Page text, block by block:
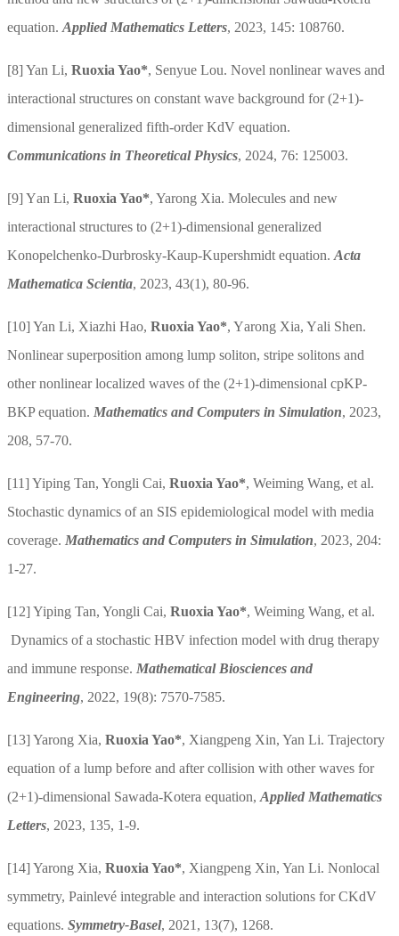
equation. Applied Mathematics Letters, 2023, 145: 108760.
[8] Yan Li, Ruoxia Yao*, Senyue Lou. Novel nonlinear waves and
interactional structures on constant wave background for (2+1)-
dimensional generalized fifth-order KdV equation.
Communications in Theoretical Physics, 2024, 76: 125003.
[9] Yan Li, Ruoxia Yao*, Yarong Xia. Molecules and new
interactional structures to (2+1)-dimensional generalized
Konopelchenko-Durbrosky-Kaup-Kupershmidt equation. Acta
Mathematica Scientia, 2023, 43(1), 80-96.
[10] Yan Li, Xiazhi Hao, Ruoxia Yao*, Yarong Xia, Yali Shen.
Nonlinear superposition among lump soliton, stripe solitons and
other nonlinear localized waves of the (2+1)-dimensional cpKP-
BKP equation. Mathematics and Computers in Simulation, 2023,
208, 57-70.
[11] Yiping Tan, Yongli Cai, Ruoxia Yao*, Weiming Wang, et al.
Stochastic dynamics of an SIS epidemiological model with media
coverage. Mathematics and Computers in Simulation, 2023, 204:
1-27.
[12] Yiping Tan, Yongli Cai, Ruoxia Yao*, Weiming Wang, et al.
Dynamics of a stochastic HBV infection model with drug therapy
and immune response. Mathematical Biosciences and
Engineering, 2022, 19(8): 7570-7585.
[13] Yarong Xia, Ruoxia Yao*, Xiangpeng Xin, Yan Li. Trajectory
equation of a lump before and after collision with other waves for
(2+1)-dimensional Sawada-Kotera equation, Applied Mathematics
Letters, 2023, 135, 1-9.
[14] Yarong Xia, Ruoxia Yao*, Xiangpeng Xin, Yan Li. Nonlocal
symmetry, Painlevé integrable and interaction solutions for CKdV
equations. Symmetry-Basel, 2021, 13(7), 1268.